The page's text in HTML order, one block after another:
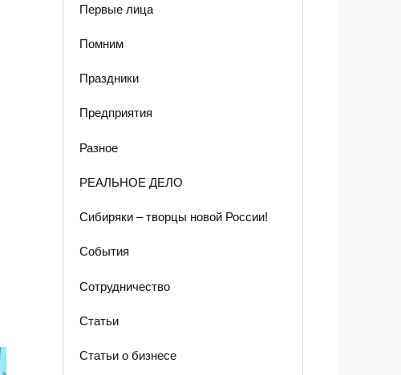
Первые лица
Помним
Праздники
Предприятия
Разное
РЕАЛЬНОЕ ДЕЛО
Сибиряки – творцы новой России!
События
Сотрудничество
Статьи
Статьи о бизнесе